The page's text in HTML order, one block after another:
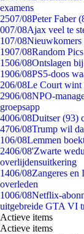
examens
2507/08Peter Faber
007/08Ajax veel te
107/08Nieuwkomers
1907/08Random
1506/08Ontslagen
1906/08PS5-doos
206/08Le Court wint
2906/08NPO-
groepsapp
4006/08Duitser (93)
4706/08Trump wil
106/08Lemmen
2406/08'Zwarte
overlijdensuitkering
1406/08Zangeres
overleden
1006/08Netflix-
uitgebreide GTA VI
Actieve items
Actieve items